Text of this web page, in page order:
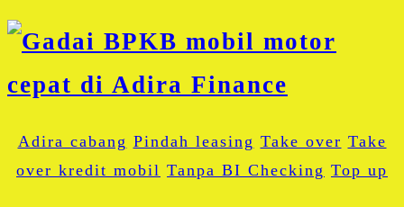
Adira cabang Pindah leasing Take over Take
over kredit mobil Tanpa BI Checking Top up